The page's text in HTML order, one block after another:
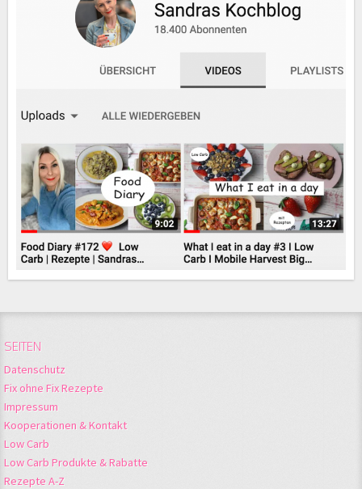
SEITEN
Datenschutz
Fix ohne Fix Rezepte
Impressum
Kooperationen & Kontakt
Low Carb
Low Carb Produkte & Rabatte
Rezepte A-Z